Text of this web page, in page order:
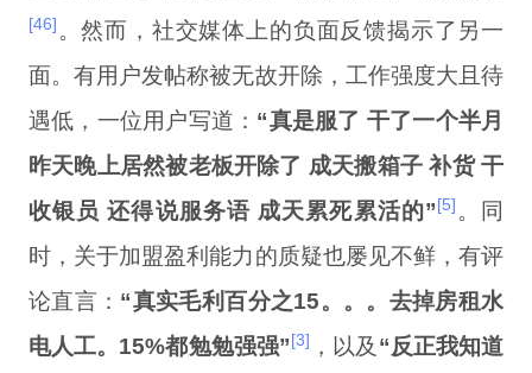
[46] 。然而，社交媒体上的负面反馈揭示了另一
面。有用户发帖称被无故开除，工作强度大且待
遇低，一位用户写道： “真是服了 干了一个半月
昨天晚上居然被老板开除了 成天搬箱子 补货 干
收银员 还得说服务语 成天累死累活的”[5] 。同
时，关于加盟盈利能力的质疑也屡见不鲜，有评
论直言： “真实毛利百分之15。。。去掉房租水
电人工。15%都勉勉强强”[3] ，以及 “反正我知道